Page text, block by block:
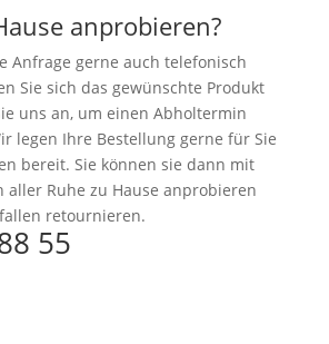
anprobieren?
Anfrage gerne auch telefonisch
Sie sich das gewünschte Produkt
uns an, um einen Abholtermin
legen Ihre Bestellung gerne für Sie
bereit. Sie können sie dann mit
aller Ruhe zu Hause anprobieren
retournieren.
55